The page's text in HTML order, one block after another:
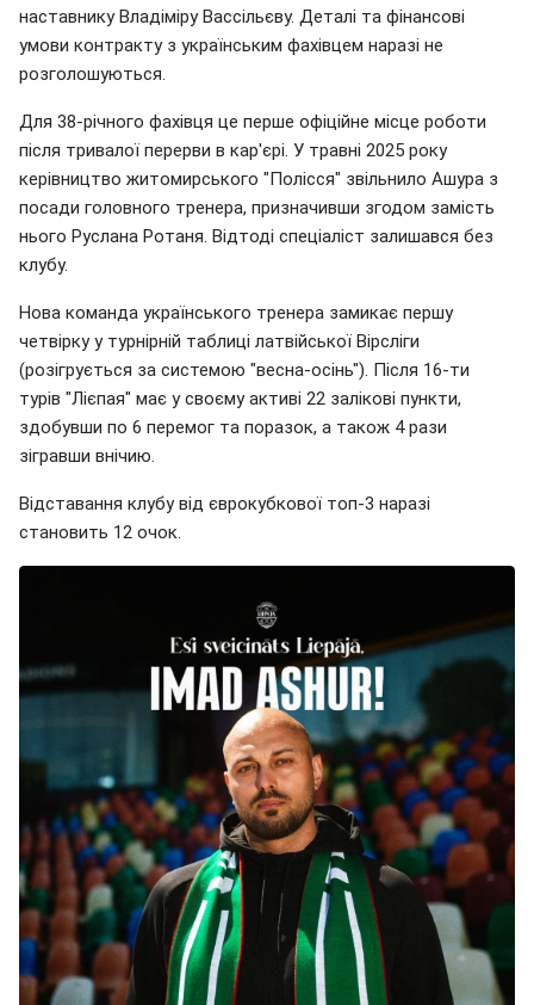
наставнику Владіміру Вассільєву. Деталі та фінансові
умови контракту з українським фахівцем наразі не
розголошуються.
Для 38-річного фахівця це перше офіційне місце роботи
після тривалої перерви в кар'єрі. У травні 2025 року
керівництво житомирського "Полісся" звільнило Ашура з
посади головного тренера, призначивши згодом замість
нього Руслана Ротаня. Відтоді спеціаліст залишався без
клубу.
Нова команда українського тренера замикає першу
четвірку у турнірній таблиці латвійської Вірсліги
(розігрується за системою "весна-осінь"). Після 16-ти
турів "Лієпая" має у своєму активі 22 залікові пункти,
здобувши по 6 перемог та поразок, а також 4 рази
зігравши внічию.
Відставання клубу від єврокубкової топ-3 наразі
становить 12 очок.